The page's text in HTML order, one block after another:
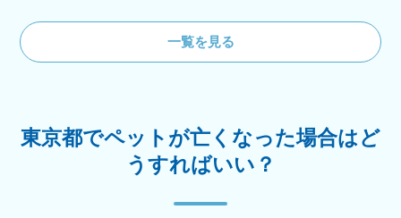
一覧を見る
東京都でペットが亡くなった場合はど
うすればいい？